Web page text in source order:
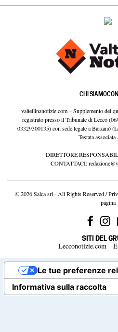
CHI SIAMO
valtellinanotizie.com – Supplemento del
registrato presso il Tribunale di Lecco
03329300135) con sede legale a Barzanò
Testata
DIRETTORE
CONTATTACI:
© 2026 Salca srl - All Rights Reserved /
pagina
SITI DEL
Lecconotizie.com
Informativa sulla raccolta
Le tue preferenze